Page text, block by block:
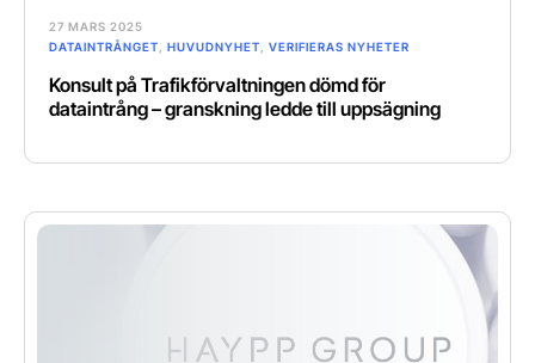
27 MARS 2025
DATAINTRÅNGET
HUVUDNYHET VERIFIERAS NYHETER
Konsult på Trafikförvaltningen dömd för
dataintrång – granskning ledde till uppsägning